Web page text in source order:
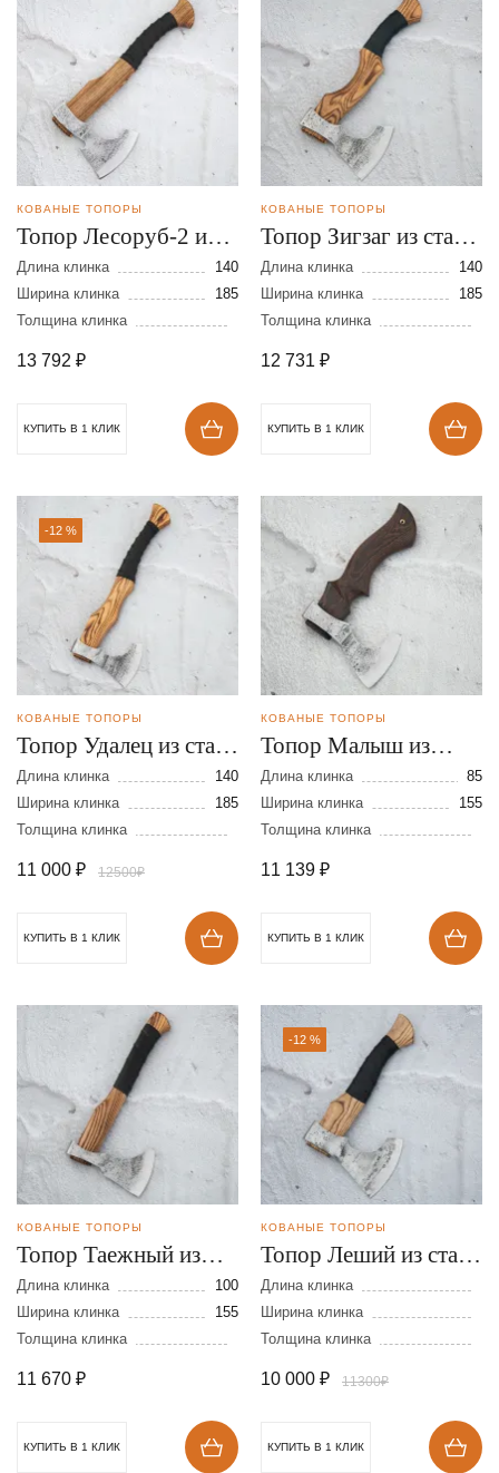
КОВАНЫЕ ТОПОРЫ
Топор Лесоруб-2 из
стали 9ХС
Длина клинка
140
Ширина клинка
185
Толщина клинка
13 792 ₽
КУПИТЬ В 1 КЛИК
КОВАНЫЕ ТОПОРЫ
Топор Зигзаг из стали
9ХС
Длина клинка
140
Ширина клинка
185
Толщина клинка
12 731 ₽
КУПИТЬ В 1 КЛИК
-12 %
КОВАНЫЕ ТОПОРЫ
Топор Удалец из стали
9ХС
Длина клинка
140
Ширина клинка
185
Толщина клинка
11 000 ₽ 12500₽
КУПИТЬ В 1 КЛИК
КОВАНЫЕ ТОПОРЫ
Топор Малыш из
стали 9ХС
Длина клинка
85
Ширина клинка
155
Толщина клинка
11 139 ₽
КУПИТЬ В 1 КЛИК
КОВАНЫЕ ТОПОРЫ
Топор Таежный из
стали 9ХС
Длина клинка
100
Ширина клинка
155
Толщина клинка
11 670 ₽
КУПИТЬ В 1 КЛИК
-12 %
КОВАНЫЕ ТОПОРЫ
Топор Леший из стали
9ХС
Длина клинка
Ширина клинка
Толщина клинка
10 000 ₽ 11300₽
КУПИТЬ В 1 КЛИК